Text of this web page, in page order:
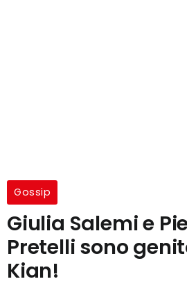
Gossip
Giulia Salemi e
Pretelli sono
Kian!